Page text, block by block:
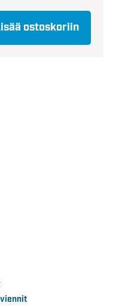
ostoskoriin